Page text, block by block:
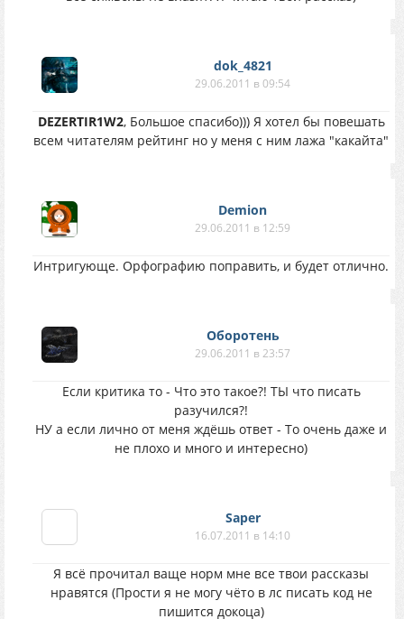
dok_4821
29.06.2011 в 09:54
DEZERTIR1W2, Большое спасибо))) Я хотел бы повешать
всем читателям рейтинг но у меня с ним лажа "какайта"
Demion
29.06.2011 в 12:59
Интригующе. Орфографию поправить, и будет отлично.
Оборотень
29.06.2011 в 23:57
Если критика то - Что это такое?! ТЫ что писать
разучился?!
НУ а если лично от меня ждёшь ответ - То очень даже и
не плохо и много и интересно)
Saper
16.07.2011 в 14:10
Я всё прочитал ваще норм мне все твои рассказы
нравятся (Прости я не могу чёто в лс писать код не
пишится докоца)